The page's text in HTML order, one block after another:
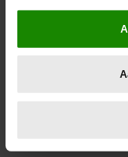
Als u het toestaat,
Informatie
locatie, die tot
scannen op
verwerkt en stel uw
intrekken in de